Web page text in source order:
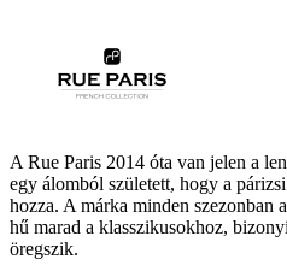
A Rue Paris 2014 óta van jelen a
egy álomból született, hogy a
hozza. A márka minden szezonban
hű marad a klasszikusokhoz,
öregszik.